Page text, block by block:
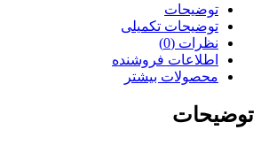
توضیحات
توضیحات تکمیلی
نظرات (0)
اطلاعات فروشنده
محصولات بیشتر
توضیحات